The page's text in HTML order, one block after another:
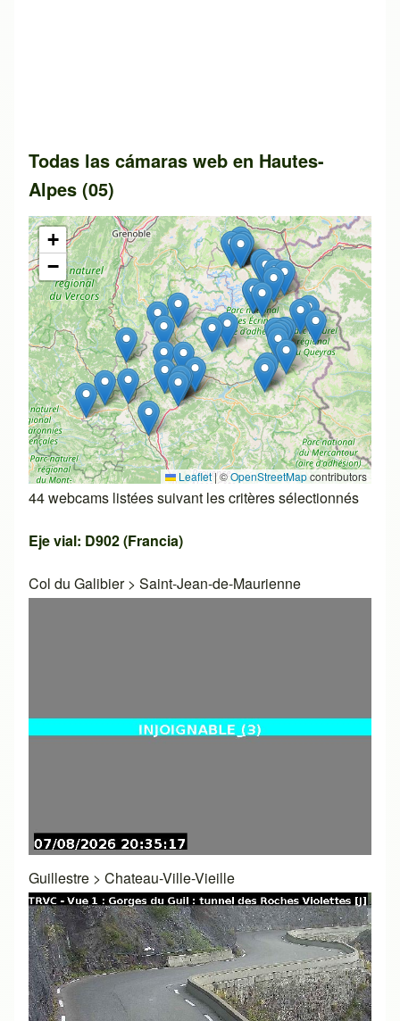
Todas las cámaras web en Hautes-
Alpes (05)
+
−
Leaflet|©OpenStreetMapcontributors
44 webcams listées suivant les critères sélectionnés
Eje vial: D902 (Francia)
Col du Galibier> Saint-Jean-de-Maurienne
Guillestre > Chateau-Ville-Vieille